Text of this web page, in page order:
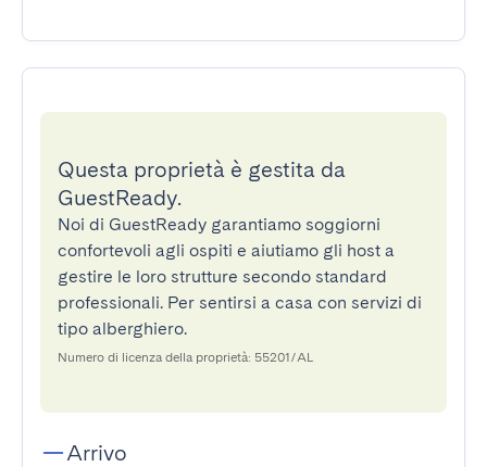
Questa proprietà è gestita da
GuestReady.
Noi di GuestReady garantiamo soggiorni
confortevoli agli ospiti e aiutiamo gli host a
gestire le loro strutture secondo standard
professionali. Per sentirsi a casa con servizi di
tipo alberghiero.
Numero di licenza della proprietà: 55201/AL
Arrivo